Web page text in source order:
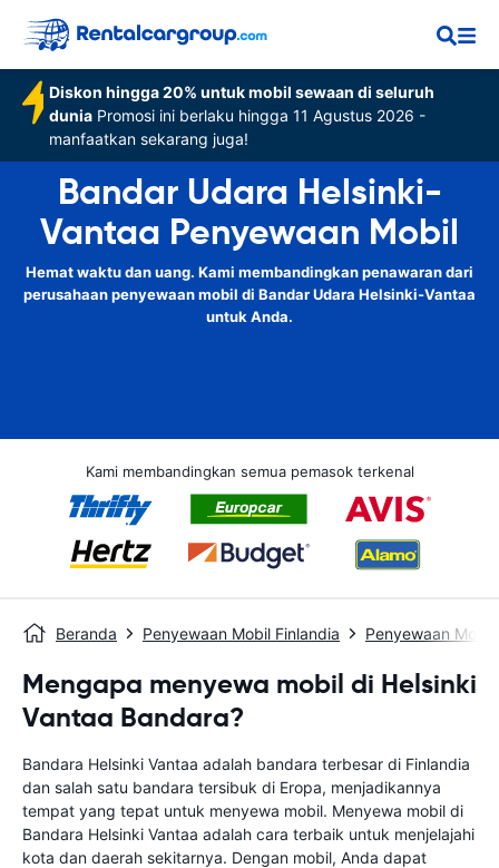
Diskon hingga 20% untuk mobil sewaan di seluruh
dunia Promosi ini berlaku hingga 11 Agustus 2026 -
manfaatkan sekarang juga!
Bandar Udara Helsinki-
Vantaa Penyewaan Mobil
Hemat waktu dan uang. Kami membandingkan penawaran dari
perusahaan penyewaan mobil di Bandar Udara Helsinki-Vantaa
untuk Anda.
Kami membandingkan semua pemasok terkenal
Beranda Penyewaan Mobil Finlandia Penyewaan Mobil
Mengapa menyewa mobil di Helsinki
Vantaa Bandara?
Bandara Helsinki Vantaa adalah bandara terbesar di Finlandia
dan salah satu bandara tersibuk di Eropa, menjadikannya
tempat yang tepat untuk menyewa mobil. Menyewa mobil di
Bandara Helsinki Vantaa adalah cara terbaik untuk menjelajahi
kota dan daerah sekitarnya. Dengan mobil, Anda dapat